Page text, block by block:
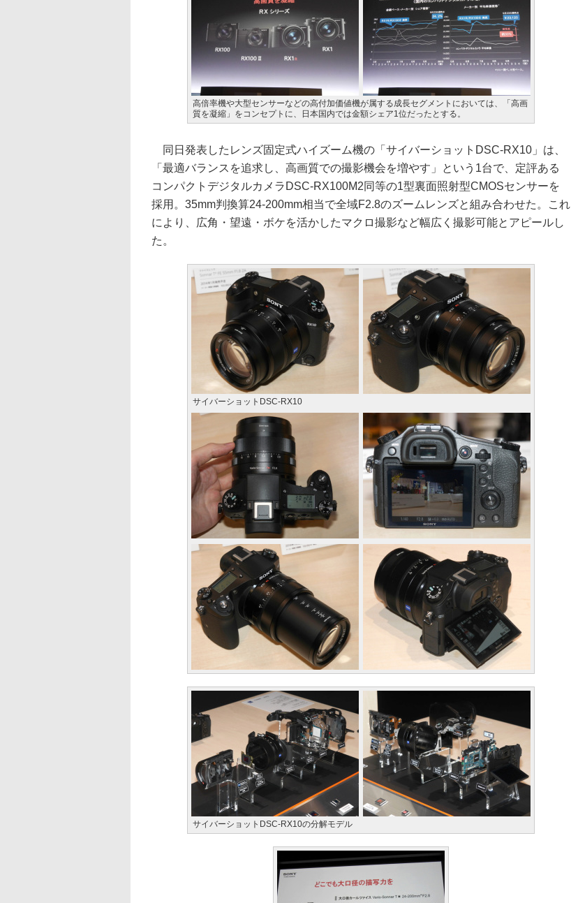
高倍率機や大型センサーなどの高付加価値機が属する成長セグメントにおいては、「高画
質を凝縮」をコンセプトに、日本国内では金額シェア1位だったとする。
同日発表したレンズ固定式ハイズーム機の「サイバーショットDSC-RX10」は、
「最適バランスを追求し、高画質での撮影機会を増やす」という1台で、定評ある
コンパクトデジタルカメラDSC-RX100M2同等の1型裏面照射型CMOSセンサーを
採用。35mm判換算24-200mm相当で全域F2.8のズームレンズと組み合わせた。これ
により、広角・望遠・ボケを活かしたマクロ撮影など幅広く撮影可能とアピールし
た。
サイバーショットDSC-RX10
サイバーショットDSC-RX10の分解モデル